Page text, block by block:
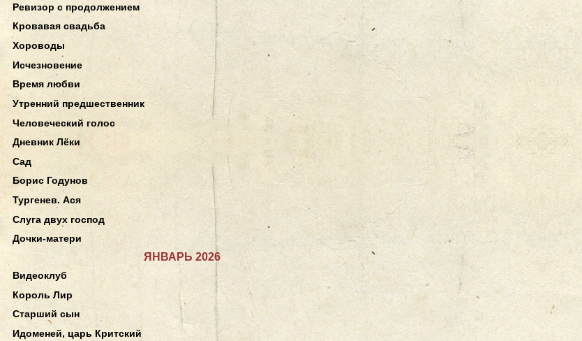
Ревизор с продолжением
Кровавая свадьба
Хороводы
Исчезновение
Время любви
Утренний предшественник
Человеческий голос
Дневник Лёки
Сад
Борис Годунов
Тургенев. Ася
Слуга двух господ
Дочки-матери
ЯНВАРЬ 2026
Видеоклуб
Король Лир
Старший сын
Идоменей, царь Критский